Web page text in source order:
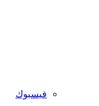
فيسبوك